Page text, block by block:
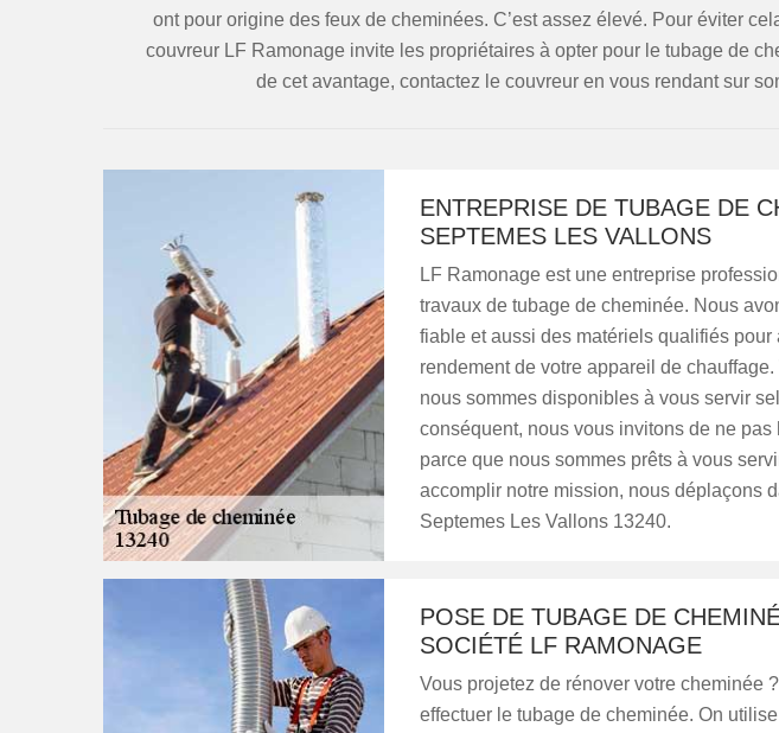
ont pour origine des feux de cheminées. C’est assez élevé. Pour éviter
couvreur LF Ramonage invite les propriétaires à opter pour le tubage de
de cet avantage, contactez le couvreur en vous rendant sur
ENTREPRISE DE TUBAGE DE
SEPTEMES LES VALLONS
LF Ramonage est une entreprise
travaux de tubage de cheminée. Nous
fiable et aussi des matériels qualifiés pour
rendement de votre appareil de
nous sommes disponibles à vous servir
conséquent, nous vous invitons de ne pas
parce que nous sommes prêts à vous
accomplir notre mission, nous déplaçons
Septemes Les Vallons 13240.
POSE DE TUBAGE DE
SOCIÉTÉ LF RAMONAGE
Vous projetez de rénover votre cheminée
effectuer le tubage de cheminée. On